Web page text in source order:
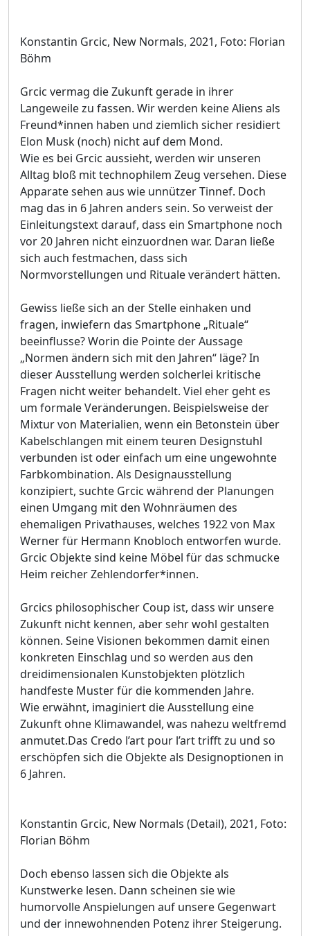
Konstantin Grcic, New Normals, 2021, Foto: Florian
Böhm
Grcic vermag die Zukunft gerade in ihrer
Langeweile zu fassen. Wir werden keine Aliens als
Freund*innen haben und ziemlich sicher residiert
Elon Musk (noch) nicht auf dem Mond.
Wie es bei Grcic aussieht, werden wir unseren
Alltag bloß mit technophilem Zeug versehen. Diese
Apparate sehen aus wie unnützer Tinnef. Doch
mag das in 6 Jahren anders sein. So verweist der
Einleitungstext darauf, dass ein Smartphone noch
vor 20 Jahren nicht einzuordnen war. Daran ließe
sich auch festmachen, dass sich
Normvorstellungen und Rituale verändert hätten.
Gewiss ließe sich an der Stelle einhaken und
fragen, inwiefern das Smartphone „Rituale“
beeinflusse? Worin die Pointe der Aussage
„Normen ändern sich mit den Jahren“ läge? In
dieser Ausstellung werden solcherlei kritische
Fragen nicht weiter behandelt. Viel eher geht es
um formale Veränderungen. Beispielsweise der
Mixtur von Materialien, wenn ein Betonstein über
Kabelschlangen mit einem teuren Designstuhl
verbunden ist oder einfach um eine ungewohnte
Farbkombination. Als Designausstellung
konzipiert, suchte Grcic während der Planungen
einen Umgang mit den Wohnräumen des
ehemaligen Privathauses, welches 1922 von Max
Werner für Hermann Knobloch entworfen wurde.
Grcic Objekte sind keine Möbel für das schmucke
Heim reicher Zehlendorfer*innen.
Grcics philosophischer Coup ist, dass wir unsere
Zukunft nicht kennen, aber sehr wohl gestalten
können. Seine Visionen bekommen damit einen
konkreten Einschlag und so werden aus den
dreidimensionalen Kunstobjekten plötzlich
handfeste Muster für die kommenden Jahre.
Wie erwähnt, imaginiert die Ausstellung eine
Zukunft ohne Klimawandel, was nahezu weltfremd
anmutet.Das Credo l’art pour l’art trifft zu und so
erschöpfen sich die Objekte als Designoptionen in
6 Jahren.
Konstantin Grcic, New Normals (Detail), 2021, Foto:
Florian Böhm
Doch ebenso lassen sich die Objekte als
Kunstwerke lesen. Dann scheinen sie wie
humorvolle Anspielungen auf unsere Gegenwart
und der innewohnenden Potenz ihrer Steigerung.